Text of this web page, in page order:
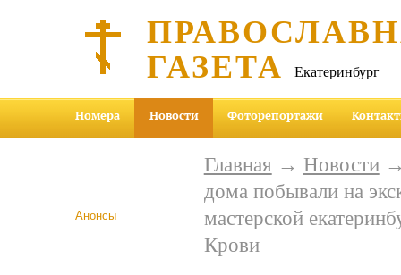
ГАЗЕТА Екатеринбург
Номера Новости Фоторепортажи
Анонсы
Главная → Новости→
дома побывали на
мастерской
Крови